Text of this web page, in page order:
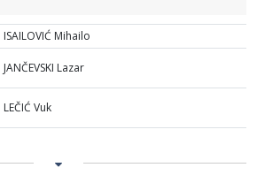
ISAILOVIĆ Mihailo
JANČEVSKI Lazar
LEČIĆ Vuk